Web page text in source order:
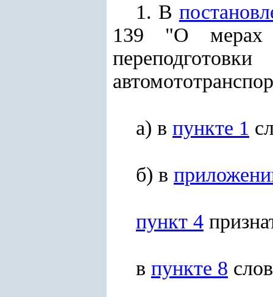
1. В
139 "О мерах
а) в пункте 1
б) в
пункт 4
в пункте 8